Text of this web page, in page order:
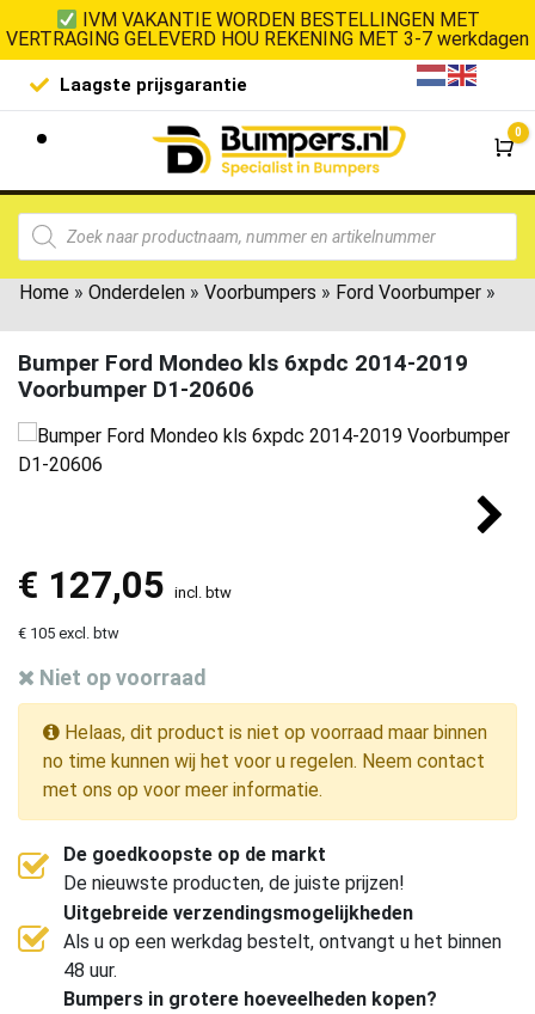
IVM VAKANTIE WORDEN BESTELLINGEN MET
VERTRAGING GELEVERD HOU REKENING MET 3-7 werkdagen
Laagste prijsgarantie De
0
Home » Onderdelen » Voorbumpers » Ford Voorbumper »
Bumper Ford Mondeo kls 6xpdc 2014-2019
Voorbumper D1-20606
€ 127,05 incl. btw
€ 105 excl. btw
Niet op voorraad
Helaas, dit product is niet op voorraad maar binnen
no time kunnen wij het voor u regelen. Neem contact
met ons op voor meer informatie.
De goedkoopste op de markt
De nieuwste producten, de juiste prijzen!
Uitgebreide verzendingsmogelijkheden
Als u op een werkdag bestelt, ontvangt u het binnen
48 uur.
Bumpers in grotere hoeveelheden kopen?